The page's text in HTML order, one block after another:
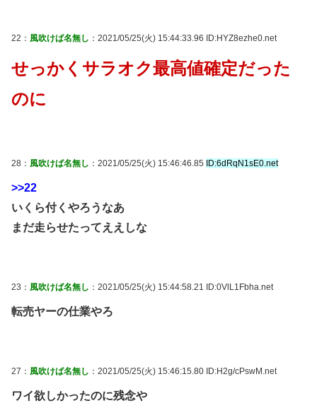
22： 風吹けば名無し ：2021/05/25(火) 15:44:33.96 ID:HYZ8ezhe0.net
せっかくサラオク最高値確定だった
のに
28： 風吹けば名無し ：2021/05/25(火) 15:46:46.85 ID:6dRqN1sE0.net
>>22
いくら付くやろうなあ
まだ走らせたってええしな
23： 風吹けば名無し ：2021/05/25(火) 15:44:58.21 ID:0VlL1Fbha.net
転売ヤーの仕業やろ
27： 風吹けば名無し ：2021/05/25(火) 15:46:15.80 ID:H2g/cPswM.net
ワイ欲しかったのに残念や